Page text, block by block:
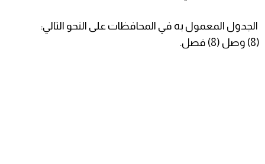
الجدول المعمول به في المحافظات على النحو التالي:
(8) وصل (8) فصل.